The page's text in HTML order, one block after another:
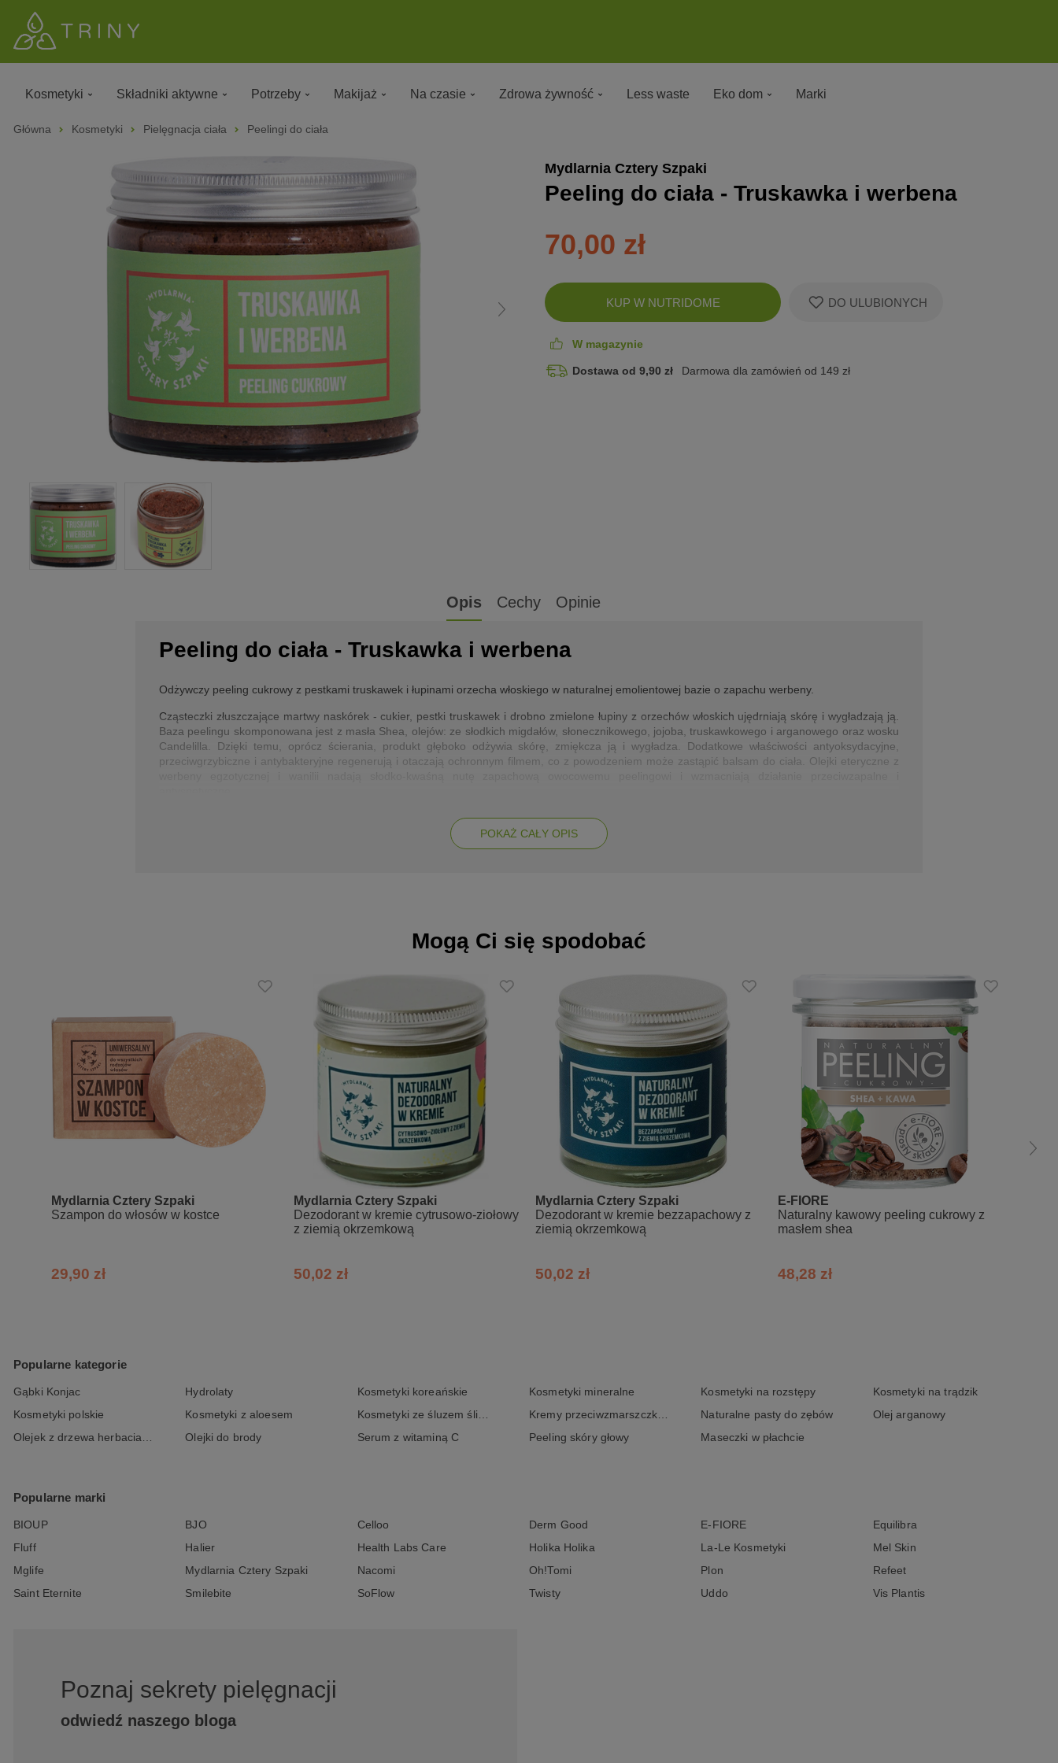
Kosmetyki Składniki aktywne Potrzeby Makijaż Na czasie Zdrowa żywność Less waste Eko dom Marki
Główna Kosmetyki Pielęgnacja ciała Peelingi do ciała
Mydlarnia Cztery Szpaki
Peeling do ciała - Truskawka i werbena
70,00 zł
DODANO!
Zobacz
koszyk
KUP W NUTRIDOME DO ULUBIONYCH
W magazynie
Dostawa od 9,90 zł Darmowa dla zamówień od 149 zł
Opis Cechy Opinie
Peeling do ciała - Truskawka i werbena
Odżywczy peeling cukrowy z pestkami truskawek i łupinami orzecha włoskiego w naturalnej emolientowej bazie o zapachu werbeny.
Cząsteczki złuszczające martwy naskórek - cukier, pestki truskawek i drobno zmielone łupiny z orzechów włoskich ujędrniają skórę i wygładzają ją.
Baza peelingu skomponowana jest z masła Shea, olejów: ze słodkich migdałów, słonecznikowego, jojoba, truskawkowego i arganowego oraz wosku
Candelilla. Dzięki temu, oprócz ścierania, produkt głęboko odżywia skórę, zmiękcza ją i wygładza. Dodatkowe właściwości antyoksydacyjne,
przeciwgrzybiczne i antybakteryjne regenerują i otaczają ochronnym filmem, co z powodzeniem może zastąpić balsam do ciała. Olejki eteryczne z
Peeling został zamknięty w szklanym słoiczku o pojemności 250 ml, aby wystarczył na dłużej i był jeszcze bardziej ekologiczny. Produkt doskonale
przygotowuje skórę do depilacji i pozostawia przyjemny aromat truskawek i werbeny na ciele.
kosmetyk bez konserwantów
produkt wegański
ekologiczne szklane opakowanie
piękny, orzeźwiający i długo utrzymujący się zapach
Sposób użycia:
Nałóż peeling na dłonie przy użyciu załączonej szpatułki (postaraj się zrobić to tak, żeby woda nie dostała się do słoiczka). Intensywnie wmasuj w
ciało kolistymi ruchami, a następnie spłucz ciepłą wodę. Peeling pozostawi na Twojej skórze warstwę ochronną - po jego użyciu nie musisz już
używać balsamu/masła do ciała. Używaj 1-2 razy w tygodniu.
Vesca (Strawberry) Seed, Kaolin, Illite, Litsea Cubeba Fruit Oil, Glycerin, Juglans Regia Seed, Simmondsia Chinensis (Jojoba) Seed Oil, Fragaria
POKAŻ CAŁY OPIS
Mogą Ci się spodobać
Mydlarnia Cztery Szpaki
Szampon do włosów w kostce
29,90 zł
Mydlarnia Cztery Szpaki
Dezodorant w kremie cytrusowo-ziołowy
z ziemią okrzemkową
50,02 zł
Mydlarnia Cztery Szpaki
Dezodorant w kremie bezzapachowy z
ziemią okrzemkową
50,02 zł
E-FIORE
Naturalny kawowy peeling cukrowy z
masłem shea
48,28 zł
Popularne kategorie
Gąbki Konjac Hydrolaty Kosmetyki koreańskie Kosmetyki mineralne Kosmetyki na rozstępy
Kosmetyki na trądzik
Kosmetyki polskie
Kosmetyki z aloesem Kosmetyki ze śluzem ślimaka Kremy przeciwzmarszczkowe Naturalne pasty do zębów
Olej arganowy
Olejek z drzewa herbacianego
Olejki do brody Serum z witaminą C Peeling skóry głowy Maseczki w płachcie
Popularne marki
BIOUP BJO Celloo Derm Good E-FIORE
Equilibra
Fluff
Halier Health Labs Care Holika Holika La-Le Kosmetyki
Mel Skin
Mglife
Mydlarnia Cztery Szpaki Nacomi Oh!Tomi Plon
Refeet
Saint Eternite
Smilebite SoFlow Twisty Uddo Vis Plantis
Poznaj sekrety pielęgnacji
odwiedź naszego bloga